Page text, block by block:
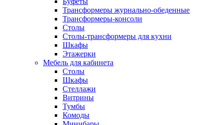
Трансформеры журнально-обеденные
Трансформеры-консоли
Столы
Столы-трансформеры для кухни
Шкафы
Этажерки
Мебель для кабинета
Столы
Шкафы
Стеллажи
Витрины
Тумбы
Комоды